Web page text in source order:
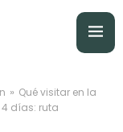
» Qué visitar en la
4 días: ruta